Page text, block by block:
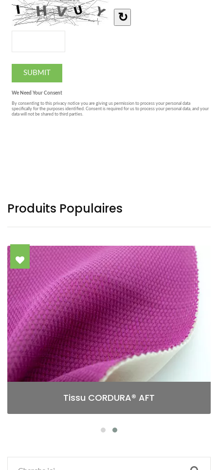
Produits Populaires
Tissu CORDURA® AFT